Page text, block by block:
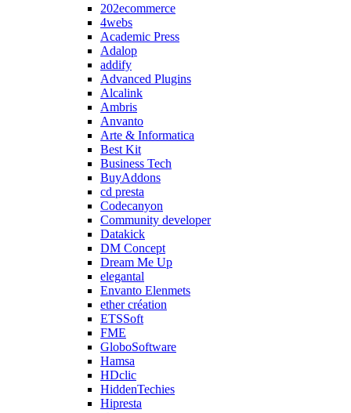
202ecommerce
4webs
Academic Press
Adalop
addify
Advanced Plugins
Alcalink
Ambris
Anvanto
Arte & Informatica
Best Kit
Business Tech
BuyAddons
cd presta
Codecanyon
Community developer
Datakick
DM Concept
Dream Me Up
elegantal
Envanto Elenmets
ether création
ETSSoft
FME
GloboSoftware
Hamsa
HDclic
HiddenTechies
Hipresta